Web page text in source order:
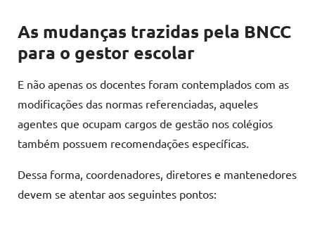
As mudanças trazidas pela BNCC
para o gestor escolar
E não apenas os docentes foram contemplados com as
modificações das normas referenciadas, aqueles
agentes que ocupam cargos de gestão nos colégios
também possuem recomendações específicas.
Dessa forma, coordenadores, diretores e mantenedores
devem se atentar aos seguintes pontos: